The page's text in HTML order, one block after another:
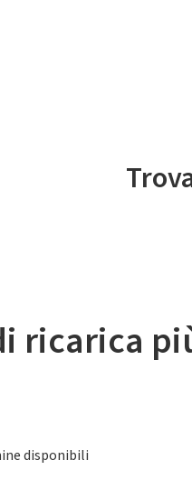
Il servizio di
ricarica
disponibili